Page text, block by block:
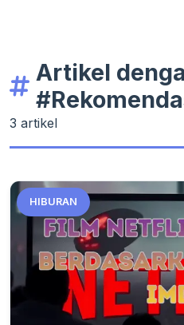
Artikel
3 artikel
HIBURAN